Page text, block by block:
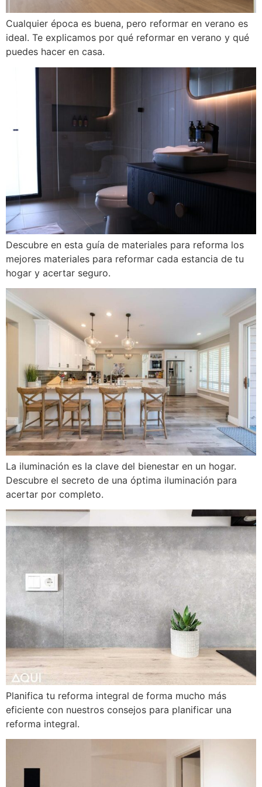
Cualquier época es buena, pero reformar en verano es
ideal. Te explicamos por qué reformar en verano y qué
puedes hacer en casa.
Descubre en esta guía de materiales para reforma los
mejores materiales para reformar cada estancia de tu
hogar y acertar seguro.
La iluminación es la clave del bienestar en un hogar.
Descubre el secreto de una óptima iluminación para
acertar por completo.
Planifica tu reforma integral de forma mucho más
eficiente con nuestros consejos para planificar una
reforma integral.